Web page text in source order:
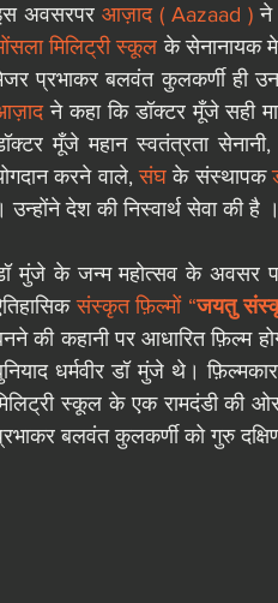
अवसरपर आज़ाद ( Aazaad )
मिलिट्री स्कूल के सेनानायक
ने कहा कि डॉक्टर मूँजे सही
मूँजे महान स्वतंत्रता
करने वाले, संघ के संस्थापक
। उन्होंने देश की निस्वार्थ सेवा की है ।
मुंजे के जन्म महोत्सव के अवसर
संस्कृत फ़िल्मों “जयतु
की कहानी पर आधारित फ़िल्म
धर्मवीर डॉ मुंजे थे।
स्कूल के एक रामदंडी की
बलवंत कुलकर्णी को गुरु